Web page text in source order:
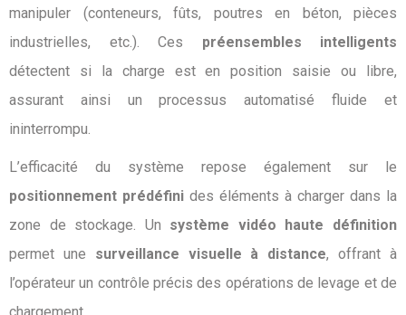
manipuler (conteneurs, fûts, poutres en béton, pièces
industrielles, etc.). Ces préensembles intelligents
détectent si la charge est en position saisie ou libre,
assurant ainsi un processus automatisé fluide et
ininterrompu.
L’efficacité du système repose également sur le
positionnement prédéfini des éléments à charger dans la
zone de stockage. Un système vidéo haute définition
permet une surveillance visuelle à distance, offrant à
l’opérateur un contrôle précis des opérations de levage et de